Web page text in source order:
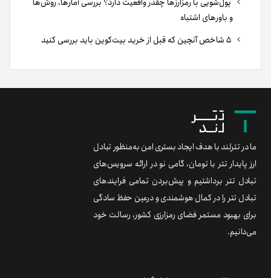
و باورهای اشتباه
ما در تترلند با هدف ایجاد بستری امن به‌منظور تبادل
ارز پایدار تتر با تومان، گامی نو در ارائه سرویس‌های
تبادل تتر برداشتیم و پیش‌بردن تمامی فرایندهای
تبادل تتر را در کمال هوشمندی و درعین حفظ سادگی
برای بهبود مستمر فضای رمزارزی کشور، رسالت خود
می‌دانیم.